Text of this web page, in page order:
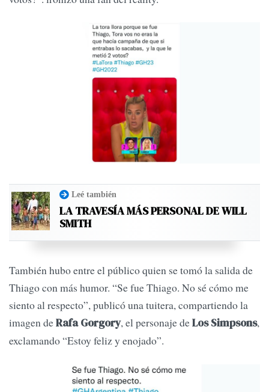
Leé también
LA TRAVESÍA MÁS PERSONAL DE WILL
SMITH
También hubo entre el público quien se tomó la salida de
Thiago con más humor. “Se fue Thiago. No sé cómo me
siento al respecto”, publicó una tuitera, compartiendo la
imagen deRafa Gorgory, el personaje deLos Simpsons,
exclamando “Estoy feliz y enojado”.